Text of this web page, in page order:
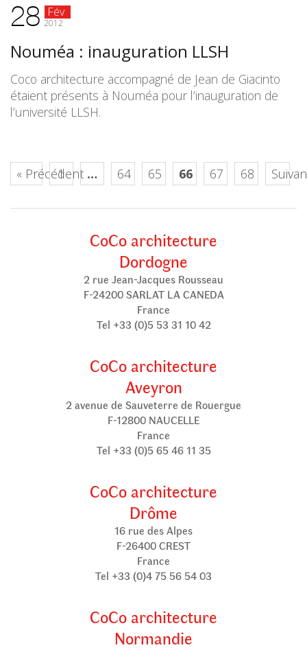
28 Fév
2012
Nouméa : inauguration LLSH
Coco architecture accompagné de Jean de Giacinto
étaient présents à Nouméa pour l’inauguration de
l’université LLSH.
« Précédent
1 … 64 65 66 67 68
CoCo architecture
Dordogne
2 rue Jean-Jacques Rousseau
F-24200 SARLAT LA CANEDA
France
Tel +33 (0)5 53 31 10 42
CoCo architecture
Aveyron
2 avenue de Sauveterre de Rouergue
F-12800 NAUCELLE
France
Tel +33 (0)5 65 46 11 35
CoCo architecture
Drôme
16 rue des Alpes
F-26400 CREST
France
Tel +33 (0)4 75 56 54 03
CoCo architecture
Normandie